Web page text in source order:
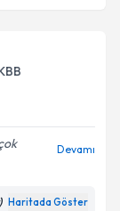
Devamı
Haritada Göster